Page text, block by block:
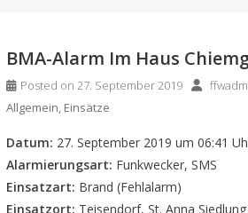
BMA-Alarm Im Haus
Posted on 27. September 2019
Allgemein, Einsätze
Datum: 27. September 2019 um 06:41
Alarmierungsart: Funkwecker, SMS
Einsatzart: Brand (Fehlalarm)
Einsatzort: Teisendorf, St. Anna Siedlung